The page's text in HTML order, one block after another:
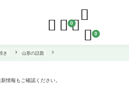
  0

 0
き 山形の話題
情報もご確認ください。